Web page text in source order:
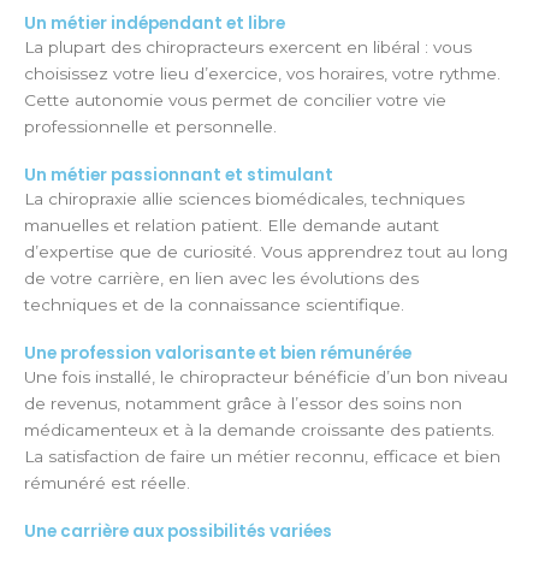
Un métier indépendant et libre
La plupart des chiropracteurs exercent en libéral : vous
choisissez votre lieu d’exercice, vos horaires, votre rythme.
Cette autonomie vous permet de concilier votre vie
professionnelle et personnelle.
Un métier passionnant et stimulant
La chiropraxie allie sciences biomédicales, techniques
manuelles et relation patient. Elle demande autant
d’expertise que de curiosité. Vous apprendrez tout au long
de votre carrière, en lien avec les évolutions des
techniques et de la connaissance scientifique.
Une profession valorisante et bien rémunérée
Une fois installé, le chiropracteur bénéficie d’un bon niveau
de revenus, notamment grâce à l’essor des soins non
médicamenteux et à la demande croissante des patients.
La satisfaction de faire un métier reconnu, efficace et bien
rémunéré est réelle.
Une carrière aux possibilités variées